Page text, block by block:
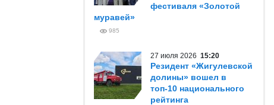
фестиваля «Золотой
муравей»
985
27 июля 2026 15:20
Резидент «Жигулевской
долины» вошел в
топ-10 национального
рейтинга